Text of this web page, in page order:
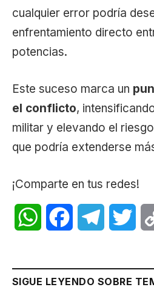
cualquier error podría
enfrentamiento directo
potencias.
Este suceso marca un
el conflicto,
militar y elevando el
que podría extenderse
¡Comparte en tus redes!
WhatsAppFacebookTelegram
SIGUE LEYENDO SOBRE